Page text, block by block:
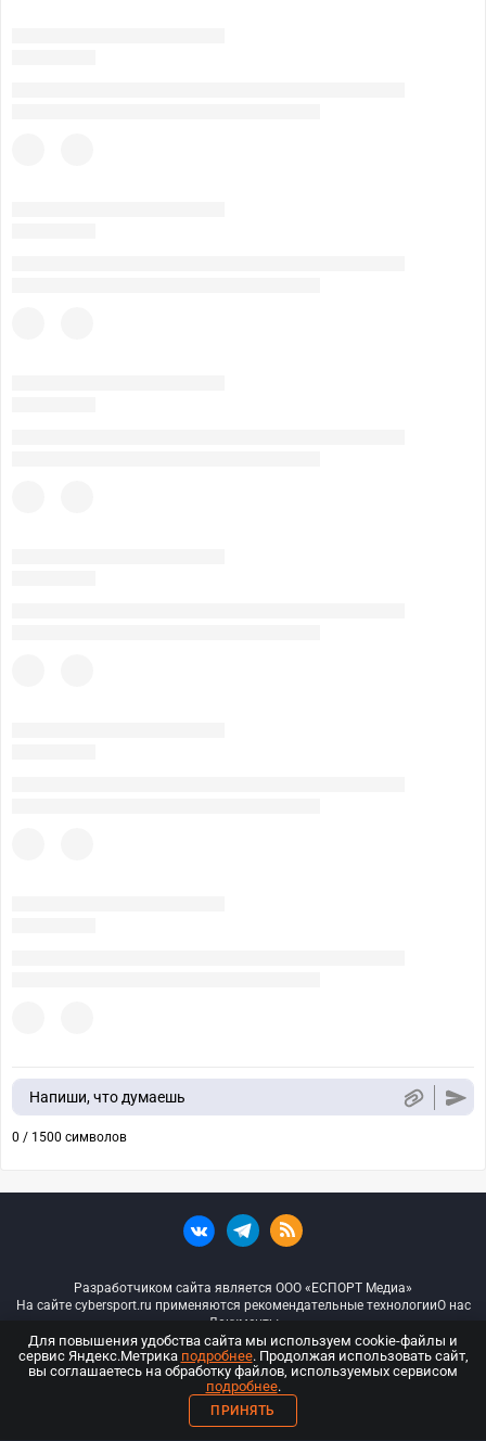
Напиши, что думаешь
0 / 1500 символов
Разработчиком сайта является ООО «ЕСПОРТ Медиа»
На сайте cybersport.ru применяются рекомендательные технологииО нас
Документы
© ООО «Киберспорт.ру» — Все права защищены
18+
ООО «Киберспорт.ру». Свидетельство о регистрации средств массовой
Для повышения удобства сайта мы используем cookie-файлы и
сервис Яндекс.Метрика подробнее. Продолжая использовать сайт,
вы соглашаетесь на обработку файлов, используемых сервисом
подробнее.
ПРИНЯТЬ